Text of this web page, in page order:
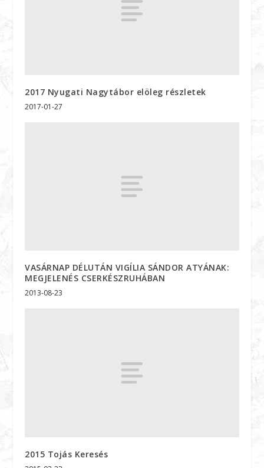
2017 Nyugati Nagytábor elöleg részletek
2017-01-27
VASÁRNAP DÉLUTÁN VIGÍLIA SÁNDOR ATYÁNAK:
MEGJELENÉS CSERKÉSZRUHÁBAN
2013-08-23
2015 Tojás Keresés